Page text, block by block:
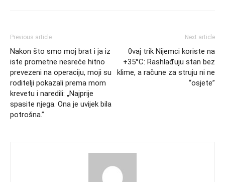
Previous article
Nakon što smo moj brat i ja iz
iste prometne nesreće hitno
prevezeni na operaciju, moji su
roditelji pokazali prema mom
krevetu i naredili: „Najprije
spasite njega. Ona je uvijek bila
potrošna.”
Next article
0vaj trik Nijemci koriste na
+35°C: Rashlađuju stan bez
klime, a račune za struju ni ne
“osjete”